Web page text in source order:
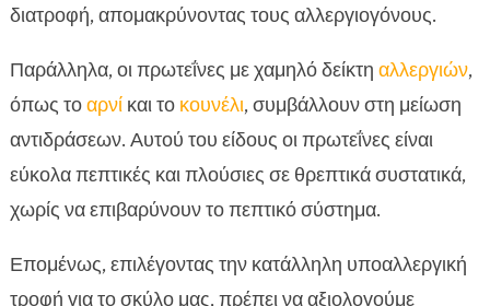
διατροφή, απομακρύνοντας τους αλλεργιογόνους.
Παράλληλα, οι πρωτεΐνες με χαμηλό δείκτη αλλεργιών,
όπως τοαρνίκαι το κουνέλι, συμβάλλουν στη μείωση
αντιδράσεων. Αυτού του είδους οι πρωτεΐνες είναι
εύκολα πεπτικές και πλούσιες σε θρεπτικά συστατικά,
χωρίς να επιβαρύνουν το πεπτικό σύστημα.
Επομένως, επιλέγοντας την κατάλληλη υποαλλεργική
τροφή για το σκύλο μας, πρέπει να αξιολογούμε